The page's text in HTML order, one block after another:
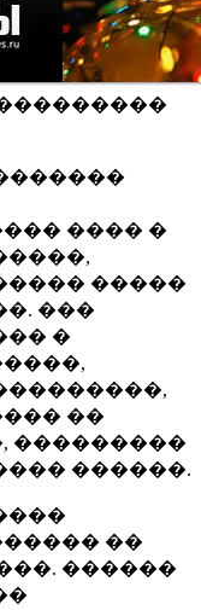
���� �
�����
���
�
��
���������
������.
��
������